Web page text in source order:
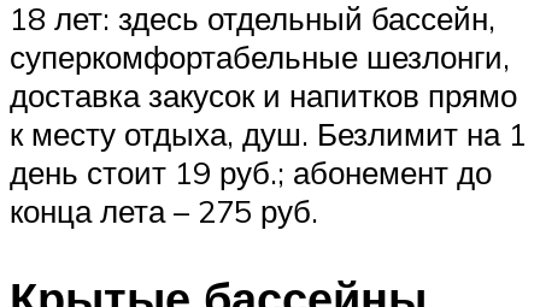
18 лет: здесь отдельный бассейн,
суперкомфортабельные шезлонги,
доставка закусок и напитков прямо
к месту отдыха, душ. Безлимит на 1
день стоит 19 руб.; абонемент до
конца лета – 275 руб.